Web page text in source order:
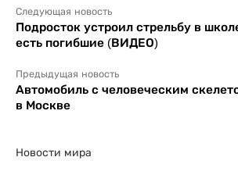
Следующая новость
Подросток устроил стрельбу в
есть погибшие (ВИДЕО)
Предыдущая новость
Автомобиль с человеческим
в Москве
Новости мира